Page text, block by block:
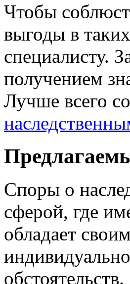
Чтобы
выгоды в
специалисту.
получением
Лучше всего
Споры о
сферой, где
обладает
обстоятельств.